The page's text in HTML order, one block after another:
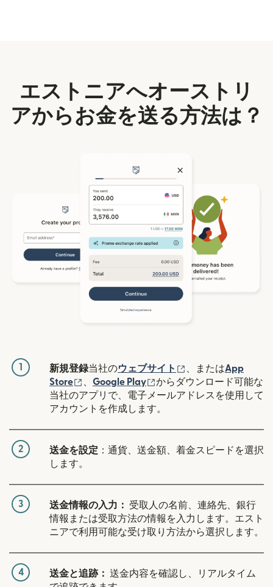
エストニアへオーストリ
アからお金を送る方法は？
1 新規登録当社のウェブサイト （別ウィンドウで
、またはApp
Store
（別ウィンドウで開きます）
Google Play （別ウィンドウで開きま
からダウンロード可能な
当社のアプリで、電子メールアドレスを使用して
アカウントを作成します。
2 送金を設定 ：通貨、送金額、着金スピードを選択
します。
3 送金情報の入力：
受取人の名前、連絡先、銀行
情報または受取方法の情報を入力します。エスト
ニアで利用可能な受け取り方法から選択します。
4 送金と追跡： 送金内容を確認し、リアルタイム